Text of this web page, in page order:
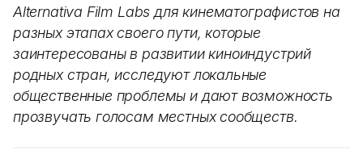
Alternativa Film Labs для кинематографистов на
разных этапах своего пути, которые
заинтересованы в развитии киноиндустрий
родных стран, исследуют локальные
общественные проблемы и дают возможность
прозвучать голосам местных сообществ.